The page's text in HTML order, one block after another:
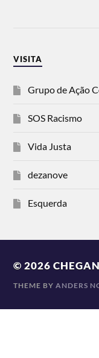
VISITA
Grupo de Ação
SOS Racismo
Vida Justa
dezanove
Esquerda
© 2026
THEME BYANDERS